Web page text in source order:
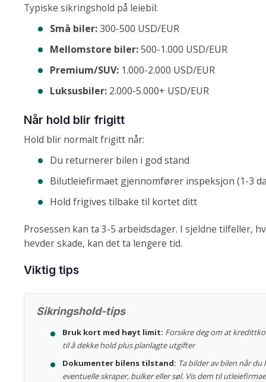
Typiske sikringshold på leiebil:
Små biler:300-500 USD/EUR
Mellomstore biler:500-1.000 USD/EUR
Premium/SUV: 1.000-2.000 USD/EUR
Luksusbiler: 2.000-5.000+ USD/EUR
Når hold blir frigitt
Hold blir normalt frigitt når:
Du returnerer bilen i god stand
Bilutleiefirmaet gjennomfører inspeksjon (1-3
Hold frigives tilbake til kortet ditt
Prosessen kan ta 3-5 arbeidsdager. I sjeldne tilfeller,
hevder skade, kan det ta lengere tid.
Viktig tips
Sikringshold-tips
Bruk kort med høyt limit: Forsikre deg om at
til å dekke hold plus planlagte utgifter
Dokumenter bilens tilstand: Ta bilder av bilen når du
eventuelle skraper, bulker eller søl. Vis dem til